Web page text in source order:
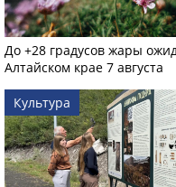
До +28 градусов жары
Алтайском крае 7 августа
Культура